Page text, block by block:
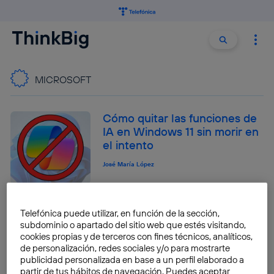
Buscar
MICROSOFT
Cómo quitar las funciones de
IA en Windows 11 sin morir en
el intento
José María López
Microsoft lanza Mu: una IA tan
potente y ligera, que
cualquier PC puede ejecutarla
localmente
José María López
Telefónica puede utilizar, en función de la sección,
subdominio o apartado del sitio web que estés visitando,
cookies propias y de terceros con fines técnicos, analíticos,
de personalización, redes sociales y/o para mostrarte
publicidad personalizada en base a un perfil elaborado a
partir de tus hábitos de navegación. Puedes aceptar